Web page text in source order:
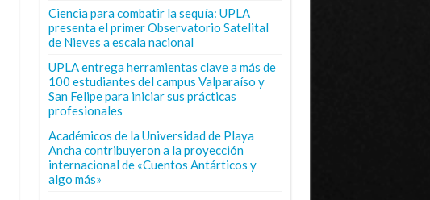
Ciencia para combatir la sequía: UPLA
presenta el primer Observatorio Satelital
de Nieves a escala nacional
UPLA entrega herramientas clave a más de
100 estudiantes del campus Valparaíso y
San Felipe para iniciar sus prácticas
profesionales
Académicos de la Universidad de Playa
Ancha contribuyeron a la proyección
internacional de «Cuentos Antárticos y
algo más»